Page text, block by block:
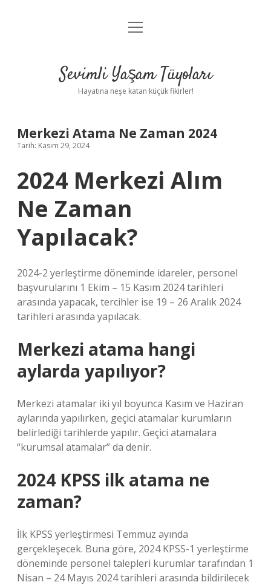
Anasayfa
Yasal Uyarı
menüyü
Sevimli Yaşam Tüyoları
Hayatına neşe katan küçük fikirler!
Merkezi Atama Ne Zaman 2024
Tarih: Kasım 29, 2024
2024 Merkezi Alım
Ne Zaman
Yapılacak?
2024-2 yerleştirme döneminde idareler, personel
başvurularını 1 Ekim – 15 Kasım 2024 tarihleri ​​
arasında yapacak, tercihler ise 19 – 26 Aralık 2024
tarihleri ​​arasında yapılacak.
Merkezi atama hangi
aylarda yapılıyor?
Merkezi atamalar iki yıl boyunca Kasım ve Haziran
aylarında yapılırken, geçici atamalar kurumların
belirlediği tarihlerde yapılır. Geçici atamalara
“kurumsal atamalar” da denir.
2024 KPSS ilk atama ne
zaman?
İlk KPSS yerleştirmesi Temmuz ayında
gerçekleşecek. Buna göre, 2024 KPSS-1 yerleştirme
döneminde personel talepleri kurumlar tarafından 1
Nisan – 24 Mayıs 2024 tarihleri ​​arasında bildirilecek